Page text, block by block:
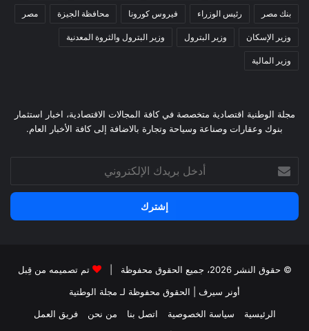
بنك مصر رئيس الوزراء فيروس كورونا محافظة الجيزة مصر
وزير الإسكان وزير البترول وزير البترول والثروة المعدنية
وزير المالية
مجلة الوطنية اقتصادية متخصصة في كافة المجالات الاقتصادية، اخبار استثمار
بنوك وعقارات وصناعة وسياحة وتجارة بالاضافة إلى كافة الأخبار العام.
أدخل
بريدك
الإلكتروني
© حقوق النشر 2026، جميع الحقوق محفوظة |
تم تصميمه من قِبل
أونر سيرف | الحقوق محفوظة لـ مجلة الوطتية
الرئيسية
سياسة الخصوصية اتصل بنا من نحن
فريق العمل